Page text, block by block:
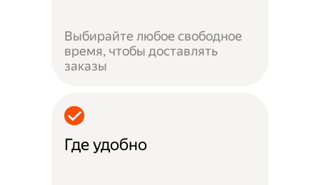
Выбирайте любое свободное
время, чтобы доставлять
заказы
Где удобно